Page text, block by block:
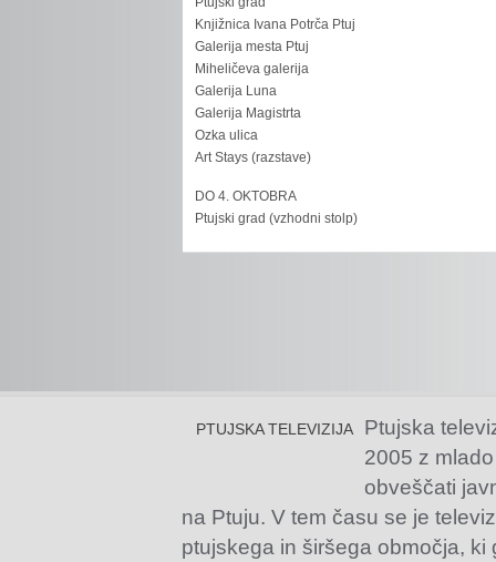
Knjižnica Ivana Potrča Ptuj
Galerija mesta Ptuj
Miheličeva galerija
Galerija Luna
Galerija Magistrta
Ozka ulica
Art Stays (razstave)
DO 4. OKTOBRA
Ptujski grad (vzhodni stolp)
PTUJSKA TELEVIZIJA
Ptujska
2005 z
obveščati
na Ptuju. V tem času se je
ptujskega in širšega območja,